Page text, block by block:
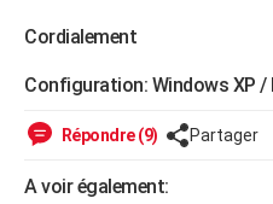
Carte de Noël
Carte Bonne année
Carte Saint-Valentin
Carte Pâques
Carte d'anniversaire
Dictionnaire
Biographies
Citations
Expressions
Proverbes
Cordialement
Configuration: Windows XP /
Répondre (9) Partager
A voir également: